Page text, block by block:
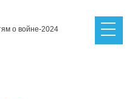
о войне-2024